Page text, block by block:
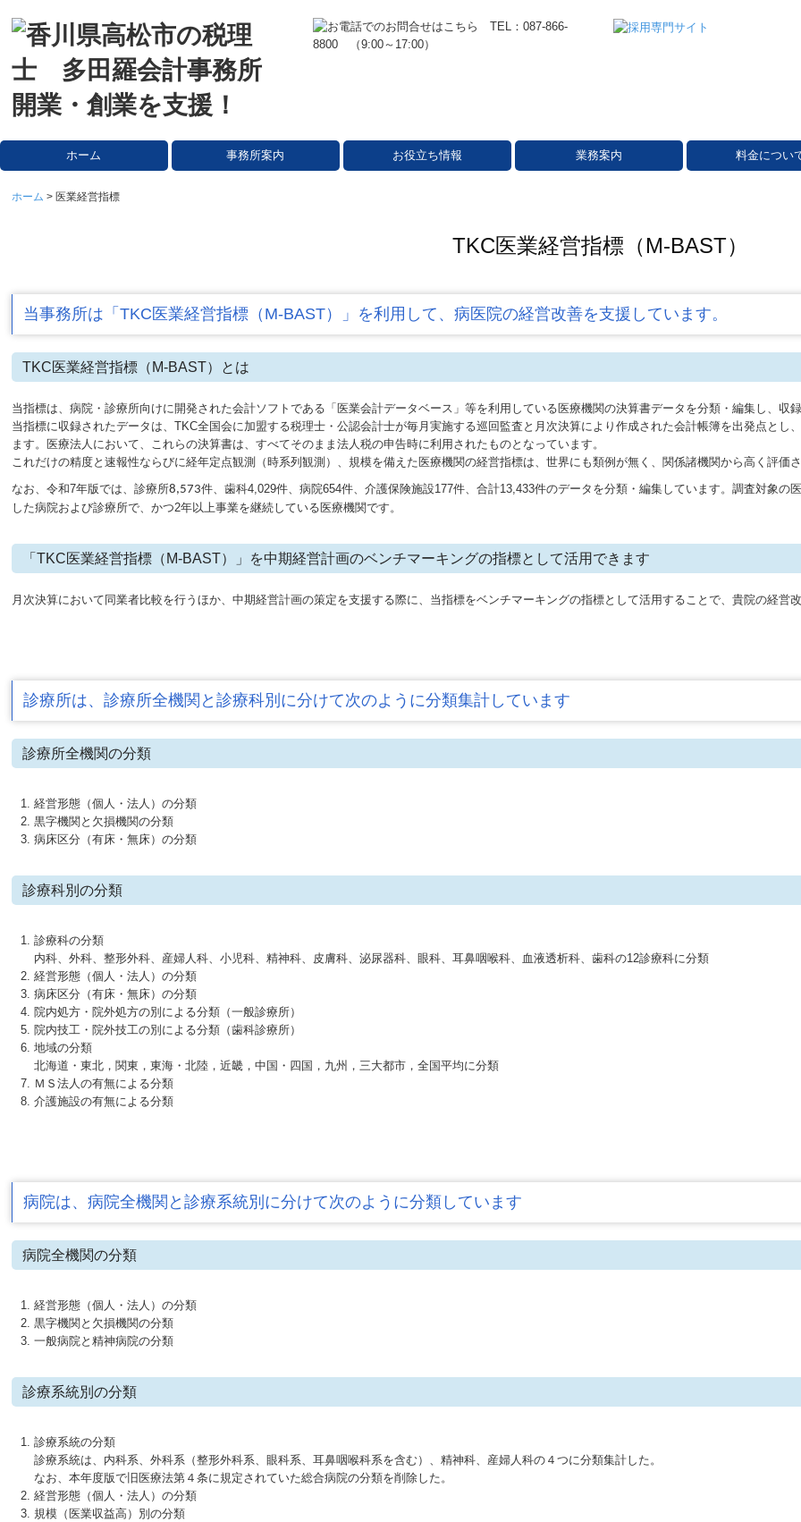
ホーム 事務所案内 お役立ち情報 業務案内 料金につい
ホーム 医業経営指標
TKC医業経営指標（M-BAST）
当事務所は「TKC医業経営指標（M-BAST）」を利用して、病医院の経営改善を支援しています。
TKC医業経営指標（M-BAST）とは
当指標は、病院・診療所向けに開発された会計ソフトである「医業会計データベース」等を利用している医療機関の決算書データを分類・編集し、収
当指標に収録されたデータは、TKC全国会に加盟する税理士・公認会計士が毎月実施する巡回監査と月次決算により作成された会計帳簿を出発点と
ます。医療法人において、これらの決算書は、すべてそのまま法人税の申告時に利用されたものとなっています。
これだけの精度と速報性ならびに経年定点観測（時系列観測）、規模を備えた医療機関の経営指標は、世界にも類例が無く、関係諸機関から高く評価
なお、令和7年版では、診療所8,573件、歯科4,029件、病院654件、介護保険施設177件、合計13,433件のデータを分類・編集しています。調査対象
した病院および診療所で、かつ2年以上事業を継続している医療機関です。
「TKC医業経営指標（M-BAST）」を中期経営計画のベンチマーキングの指標として活用できます
月次決算において同業者比較を行うほか、中期経営計画の策定を支援する際に、当指標をベンチマーキングの指標として活用することで、貴院の経営
診療所は、診療所全機関と診療科別に分けて次のように分類集計しています
診療所全機関の分類
経営形態（個人・法人）の分類
黒字機関と欠損機関の分類
病床区分（有床・無床）の分類
診療科別の分類
診療科の分類
内科、外科、整形外科、産婦人科、小児科、精神科、皮膚科、泌尿器科、眼科、耳鼻咽喉科、血液透析科、歯科の12診療科に分類
経営形態（個人・法人）の分類
病床区分（有床・無床）の分類
院内処方・院外処方の別による分類（一般診療所）
院内技工・院外技工の別による分類（歯科診療所）
地域の分類
北海道・東北，関東，東海・北陸，近畿，中国・四国，九州，三大都市，全国平均に分類
ＭＳ法人の有無による分類
介護施設の有無による分類
病院は、病院全機関と診療系統別に分けて次のように分類しています
病院全機関の分類
経営形態（個人・法人）の分類
黒字機関と欠損機関の分類
一般病院と精神病院の分類
診療系統別の分類
診療系統の分類
診療系統は、内科系、外科系（整形外科系、眼科系、耳鼻咽喉科系を含む）、精神科、産婦人科の４つに分類集計した。
なお、本年度版で旧医療法第４条に規定されていた総合病院の分類を削除した。
経営形態（個人・法人）の分類
規模（医業収益高）別の分類